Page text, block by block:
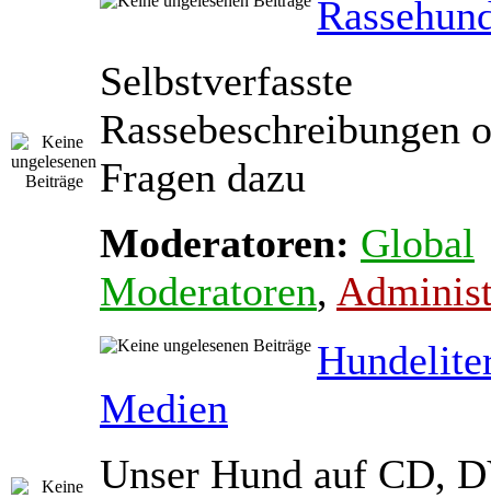
Selbstverfasste
Rassebeschreibungen
Fragen dazu
Moderatoren: Global
Moderatoren,
Medien
Unser Hund auf CD,